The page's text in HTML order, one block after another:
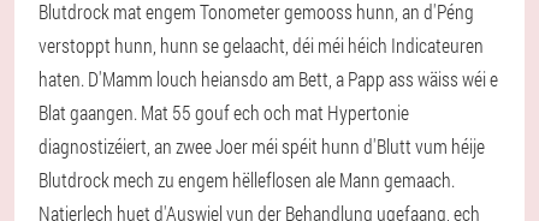
Blutdrock mat engem Tonometer gemooss hunn, an d'Péng
verstoppt hunn, hunn se gelaacht, déi méi héich Indicateuren
haten. D'Mamm louch heiansdo am Bett, a Papp ass wäiss wéi e
Blat gaangen. Mat 55 gouf ech och mat Hypertonie
diagnostizéiert, an zwee Joer méi spéit hunn d'Blutt vum héije
Blutdrock mech zu engem hëlleflosen ale Mann gemaach.
Natierlech huet d'Auswiel vun der Behandlung ugefaang, ech